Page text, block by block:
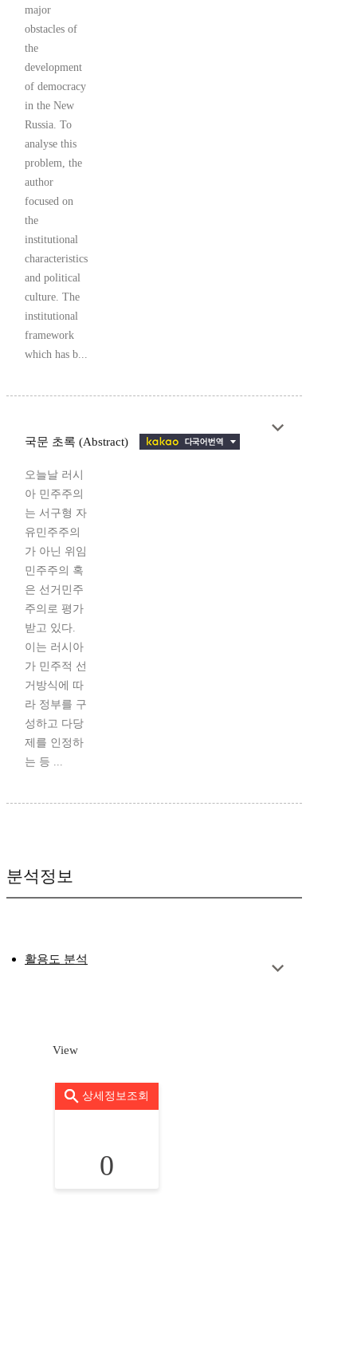
major
obstacles of
the
development
of democracy
in the New
Russia. To
analyse this
problem, the
author
focused on
the
institutional
characteristics
and political
culture. The
institutional
framework
which has b...
국문 초록 (Abstract)
오늘날 러시
아 민주주의
는 서구형 자
유민주주의
가 아닌 위임
민주주의 혹
은 선거민주
주의로 평가
받고 있다.
이는 러시아
가 민주적 선
거방식에 따
라 정부를 구
성하고 다당
제를 인정하
는 등 ...
분석정보
활용도 분석
View
상세정보조회
0